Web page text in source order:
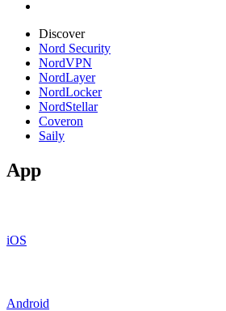
Discover
Nord Security
NordVPN
NordLayer
NordLocker
NordStellar
Coveron
Saily
App
iOS
Android